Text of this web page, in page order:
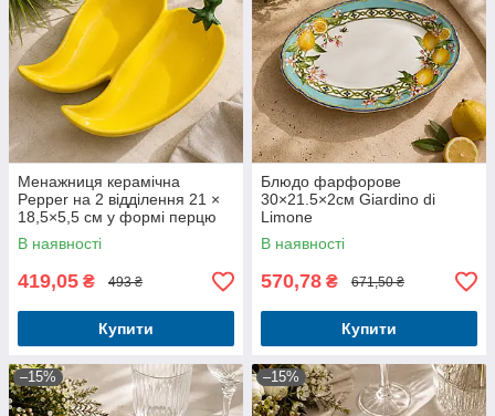
Менажниця керамічна
Pepper на 2 відділення 21 ×
18,5×5,5 см у формі перцю
В наявності
419,05 ₴ 493 ₴
Купити
Блюдо фарфорове
30×21.5×2см Giardino di
Limone
В наявності
570,78 ₴ 671,50 ₴
Купити
–15% –15%